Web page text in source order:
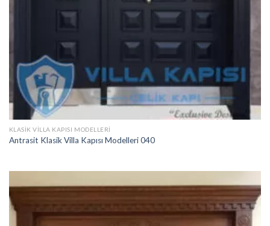
KLASIK VILLA KAPISI MODELLERI
Antrasit Klasik Villa Kapısı Modelleri 040